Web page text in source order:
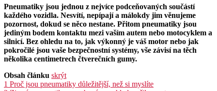
Pneumatiky jsou jednou z nejvíce podceňovaných součástí
každého vozidla. Nesvítí, nepípají a málokdy jim věnujeme
pozornost, dokud se něco nestane. Přitom pneumatiky jsou
jediným bodem kontaktu mezi vaším autem nebo motocyklem a
silnicí. Bez ohledu na to, jak výkonný je váš motor nebo jak
pokročilé jsou vaše bezpečnostní systémy, vše závisí na těch
několika centimetrech čtverečních gumy.
Obsah článku skrýt
1 Proč jsou pneumatiky důležitější, než si myslíte